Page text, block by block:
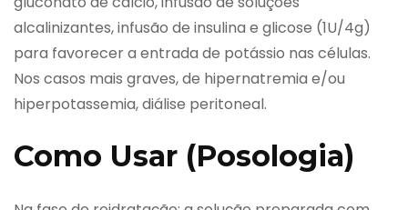
alcalinizantes, infusão de insulina e glicose (1U/4g)
para favorecer a entrada de potássio nas células.
Nos casos mais graves, de hipernatremia e/ou
hiperpotassemia, diálise peritoneal.
Como Usar (Posologia)